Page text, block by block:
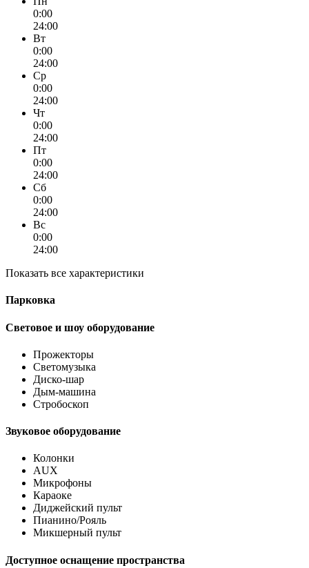
0:00
24:00
Вт
0:00
24:00
Ср
0:00
24:00
Чт
0:00
24:00
Пт
0:00
24:00
Сб
0:00
24:00
Вс
0:00
24:00
Показать все характеристики
Парковка
Световое и шоу оборудование
Прожекторы
Светомузыка
Диско-шар
Дым-машина
Стробоскоп
Звуковое оборудование
Колонки
AUX
Микрофоны
Караоке
Диджейский пульт
Пианино/Рояль
Микшерный пульт
Доступное оснащение пространства